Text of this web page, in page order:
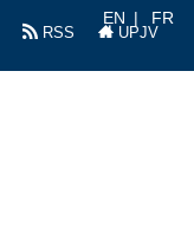
RSS UPJV
EN FR